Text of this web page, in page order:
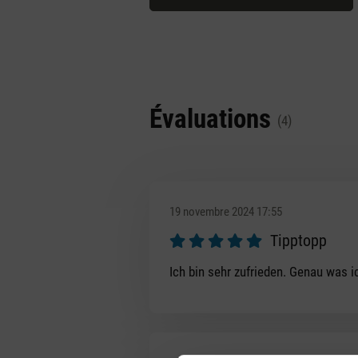
Évaluations (4)
19 novembre 2024 17:55
Évaluation avec une note de 5 sur
Tipptopp
Ich bin sehr zufrieden. Genau was